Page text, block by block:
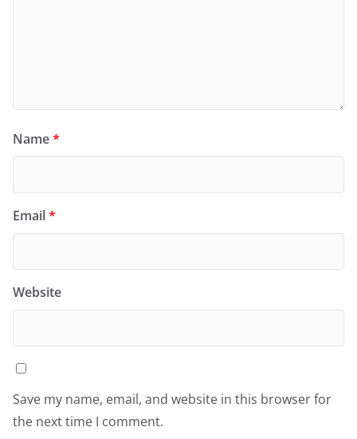
Name*
Email*
Website
Save my name, email, and website in this browser for
the next time I comment.